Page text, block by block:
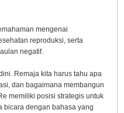
mengenai
reproduksi, serta
negatif.
Remaja kita harus tahu apa
dan bagaimana membangun
memiliki posisi strategis untuk
bicara dengan bahasa yang